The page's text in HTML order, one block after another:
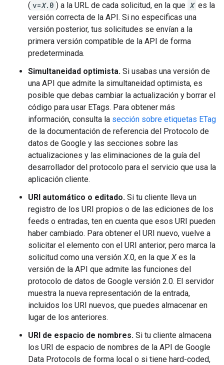
( v=X.0 ) a la URL de cada solicitud, en la que X es la
versión correcta de la API. Si no especificas una
versión posterior, tus solicitudes se envían a la
primera versión compatible de la API de forma
predeterminada.
Simultaneidad optimista. Si usabas una versión de
una API que admite la simultaneidad optimista, es
posible que debas cambiar la actualización y borrar el
código para usar ETags. Para obtener más
información, consulta la sección sobre etiquetas ETag
de la documentación de referencia del Protocolo de
datos de Google y las secciones sobre las
actualizaciones y las eliminaciones de la guía del
desarrollador del protocolo para el servicio que usa la
aplicación cliente.
URI automático o editado. Si tu cliente lleva un
registro de los URI propios o de las ediciones de los
feeds o entradas, ten en cuenta que esos URI pueden
haber cambiado. Para obtener el URI nuevo, vuelve a
solicitar el elemento con el URI anterior, pero marca la
solicitud como una versión X.0, en la que X es la
versión de la API que admite las funciones del
protocolo de datos de Google versión 2.0. El servidor
muestra la nueva representación de la entrada,
incluidos los URI nuevos, que puedes almacenar en
lugar de los anteriores.
URI de espacio de nombres. Si tu cliente almacena
los URI de espacio de nombres de la API de Google
Data Protocols de forma local o si tiene hard-coded,